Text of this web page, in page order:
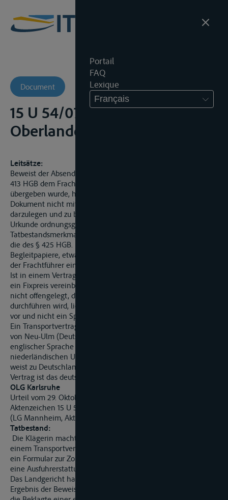
Portail
FAQ
Lexique
Français
Document
15 U 54/07 -
Oberlandesgericht (-)
Leitsätze:
Beweist der Absender, dass ein Begleitpapier im Sinne des §
413 HGB dem Frachtführer ordnungsgemäß und vollständig
übergeben wurde, hat der Frachtführer - jedenfalls wenn das
Dokument nicht mit dem Frachtgut zusammenreist -
darzulegen und zu beweisen, dass er die übernommene
Urkunde ordnungsgemäß abgeliefert hat; insoweit sind die
Tatbestandsmerkmale des § 413 HGB genauso auszulegen wie
die des § 425 HGB. Für die ordnungsgemäße Verwendung der
Begleitpapiere, etwa die Vorlage bei einer Zollbehörde, trägt
der Frachtführer eine sekundäre Darlegungslast.
Ist in einem Vertrag der Transportweg konkret vorgegeben,
ein Fixpreis vereinbart und vor allem vom Auftragnehmer
nicht offengelegt, dass er den Transport nicht selbst
durchführen wird, liegt ein Transportvertrag (Frachtvertrag)
vor und nicht ein Speditionsvertrag.
Ein Transportvertrag zwischen zwei deutschen Unternehmen
von Neu-Ulm (Deutschland) nach Antwerpen (Belgien), der in
englischer Sprache abgefasst und durch Vermittlung eines
niederländischen Unternehmen zustande gekommen ist,
weist zu Deutschland die engste Verbindung auf. Auf diesen
Vertrag ist das deutsche Recht anzuwenden.
OLG Karlsruhe
Urteil vom 29. Oktober 2007
Aktenzeichen 15 U 54/07
(LG Mannheim, Aktenzeichen 23 0 19/05)
Tatbestand:
Die Klägerin macht gegen die Beklagte Schadensersatz aus
einem Transportvertrag geltend, da die Beklagte pflichtwidrig
ein Formular zur Zollabfertigung nicht vorgelegt habe, so dass
eine Ausfuhrerstattung nicht erfolgt sei....
Das Landgericht hat die Klage abgewiesen. Nach dem
Ergebnis der Beweisaufnahme lasse sich nicht feststellen, dass